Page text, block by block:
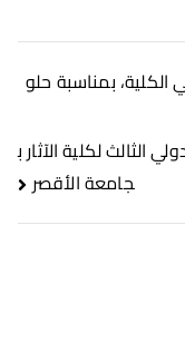
بمناسبة حلو
الثالث لكلية الآثار ب
جامعة الأقصر